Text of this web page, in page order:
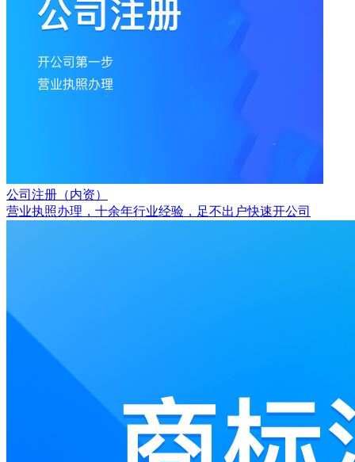
公司注册（内资）
营业执照办理，十余年行业经验，足不出户快速开公司